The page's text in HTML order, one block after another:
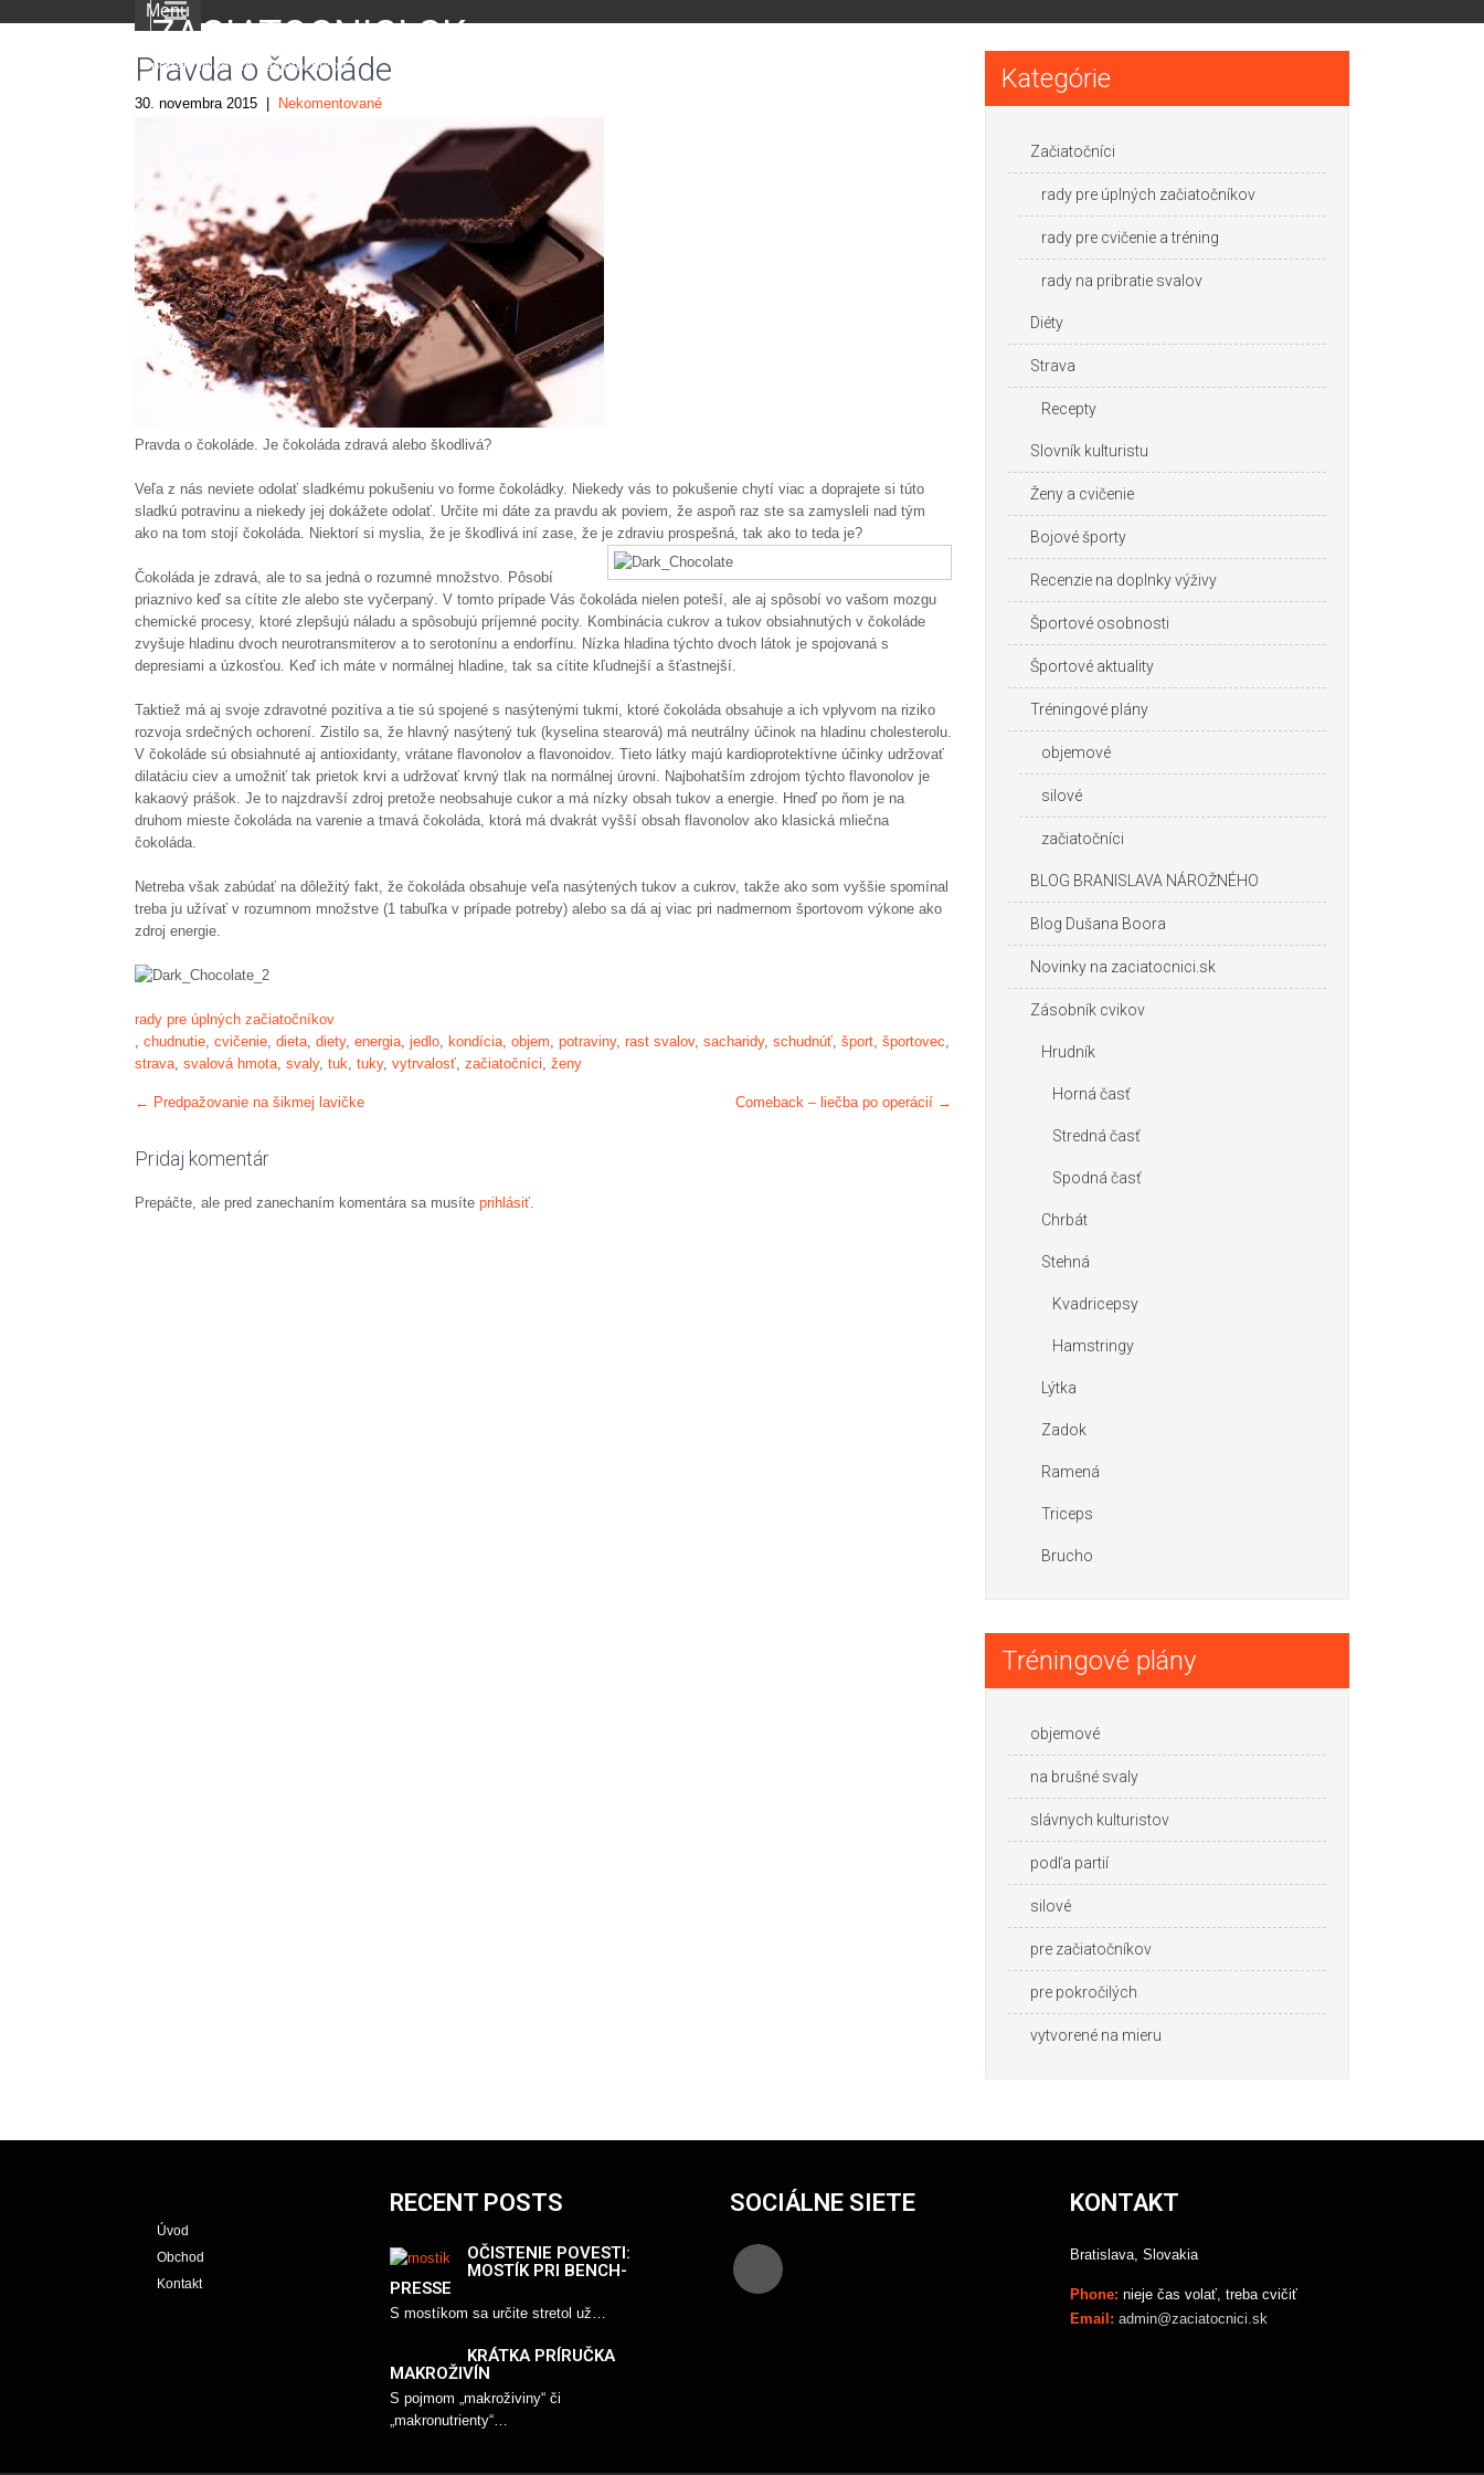
ZACIATOCNICI.SK
portál nielen pre začiatočníkov
Menu
Pravda o čokoláde
30. novembra 2015 Nekomentované
Pravda o čokoláde. Je čokoláda zdravá alebo škodlivá?
Veľa z nás neviete odolať sladkému pokušeniu vo forme čokoládky. Niekedy vás to pokušenie chytí viac a doprajete si túto
sladkú potravinu a niekedy jej dokážete odolať. Určite mi dáte za pravdu ak poviem, že aspoň raz ste sa zamysleli nad tým
ako na tom stojí čokoláda. Niektorí si myslia, že je škodlivá iní zase, že je zdraviu prospešná, tak ako to teda je?
Čokoláda je zdravá, ale to sa jedná o rozumné množstvo. Pôsobí
priaznivo keď sa cítite zle alebo ste vyčerpaný. V tomto prípade Vás čokoláda nielen poteší, ale aj spôsobí vo vašom mozgu
chemické procesy, ktoré zlepšujú náladu a spôsobujú príjemné pocity. Kombinácia cukrov a tukov obsiahnutých v čokoláde
zvyšuje hladinu dvoch neurotransmiterov a to serotonínu a endorfínu. Nízka hladina týchto dvoch látok je spojovaná s
depresiami a úzkosťou. Keď ich máte v normálnej hladine, tak sa cítite kľudnejší a šťastnejší.
Taktiež má aj svoje zdravotné pozitíva a tie sú spojené s nasýtenými tukmi, ktoré čokoláda obsahuje a ich vplyvom na riziko
rozvoja srdečných ochorení. Zistilo sa, že hlavný nasýtený tuk (kyselina stearová) má neutrálny účinok na hladinu cholesterolu.
V čokoláde sú obsiahnuté aj antioxidanty, vrátane flavonolov a flavonoidov. Tieto látky majú kardioprotektívne účinky udržovať
dilatáciu ciev a umožniť tak prietok krvi a udržovať krvný tlak na normálnej úrovni. Najbohatším zdrojom týchto flavonolov je
kakaový prášok. Je to najzdravší zdroj pretože neobsahuje cukor a má nízky obsah tukov a energie. Hneď po ňom je na
druhom mieste čokoláda na varenie a tmavá čokoláda, ktorá má dvakrát vyšší obsah flavonolov ako klasická mliečna
čokoláda.
Netreba však zabúdať na dôležitý fakt, že čokoláda obsahuje veľa nasýtených tukov a cukrov, takže ako som vyššie spomínal
treba ju užívať v rozumnom množstve (1 tabuľka v prípade potreby) alebo sa dá aj viac pri nadmernom športovom výkone ako
zdroj energie.
rady pre úplných začiatočníkov
, chudnutie, cvičenie, dieta, diety, energia, jedlo, kondícia, objem, potraviny, rast svalov, sacharidy, schudnúť, šport, športovec,
strava, svalová hmota, svaly, tuk, tuky, vytrvalosť, začiatočníci, ženy
Post
← Predpažovanie na šikmej lavičke Comeback – liečba po operácií →
Pridaj komentár
Prepáčte, ale pred zanechaním komentára sa musíte prihlásiť.
Kategórie
Začiatočníci
rady pre úplných začiatočníkov
rady pre cvičenie a tréning
rady na pribratie svalov
Diéty
Strava
Recepty
Slovník kulturistu
Ženy a cvičenie
Bojové športy
Recenzie na doplnky výživy
Športové osobnosti
Športové aktuality
Tréningové plány
objemové
silové
začiatočníci
BLOG BRANISLAVA NÁROŽNÉHO
Blog Dušana Boora
Novinky na zaciatocnici.sk
Zásobník cvikov
Hrudník
Horná časť
Stredná časť
Spodná časť
Chrbát
Stehná
Kvadricepsy
Hamstringy
Lýtka
Zadok
Ramená
Triceps
Brucho
Tréningové plány
objemové
na brušné svaly
slávnych kulturistov
podľa partií
silové
pre začiatočníkov
pre pokročilých
vytvorené na mieru
Úvod
Obchod
Kontakt
RECENT POSTS
OČISTENIE POVESTI:
MOSTÍK PRI BENCH-
PRESSE
S mostíkom sa určite stretol už…
KRÁTKA PRÍRUČKA
MAKROŽIVÍN
S pojmom „makroživiny“ či
„makronutrienty“…
SOCIÁLNE SIETE KONTAKT
Bratislava, Slovakia
Phone: nieje čas volať, treba cvičiť
Email: admin@zaciatocnici.sk